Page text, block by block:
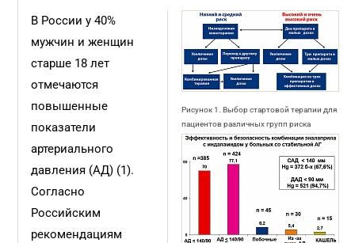
Рисунок 1. Выбор стартовой терапии для
пациентов различных групп риска
В России у 40%
мужчин и женщин
старше 18 лет
отмечаются
повышенные
показатели
артериального
давления (АД) (1).
Согласно
Российским
рекомендациям